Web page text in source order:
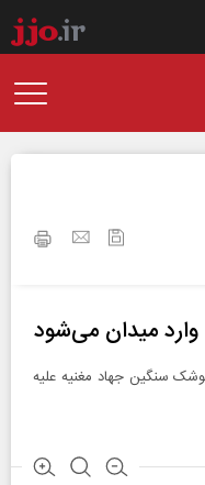
میدان می‌شود
سنگین جهاد مغنیه علیه